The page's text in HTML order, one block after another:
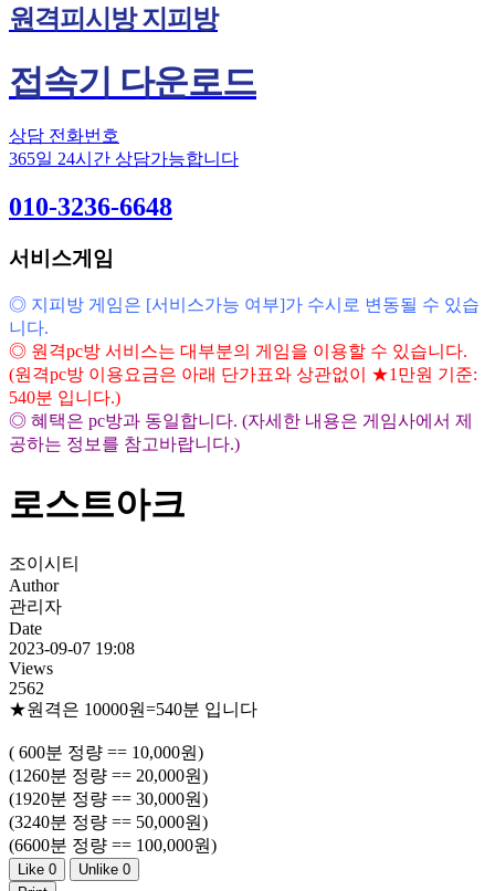
원격피시방 지피방
접속기 다운로드
상담 전화번호
365일 24시간 상담가능합니다
010-3236-6648
서비스게임
◎ 지피방 게임은 [서비스가능 여부]가 수시로 변동될 수 있습
니다.
◎ 원격pc방 서비스는 대부분의 게임을 이용할 수 있습니다.
(원격pc방 이용요금은 아래 단가표와 상관없이 ★1만원 기준:
540분 입니다.)
◎ 혜택은 pc방과 동일합니다. (자세한 내용은 게임사에서 제
공하는 정보를 참고바랍니다.)
로스트아크
조이시티
Author
관리자
Date
2023-09-07 19:08
Views
2562
★원격은 10000원=540분 입니다
( 600분 정량 == 10,000원)
(1260분 정량 == 20,000원)
(1920분 정량 == 30,000원)
(3240분 정량 == 50,000원)
(6600분 정량 == 100,000원)
Like 0 Unlike 0